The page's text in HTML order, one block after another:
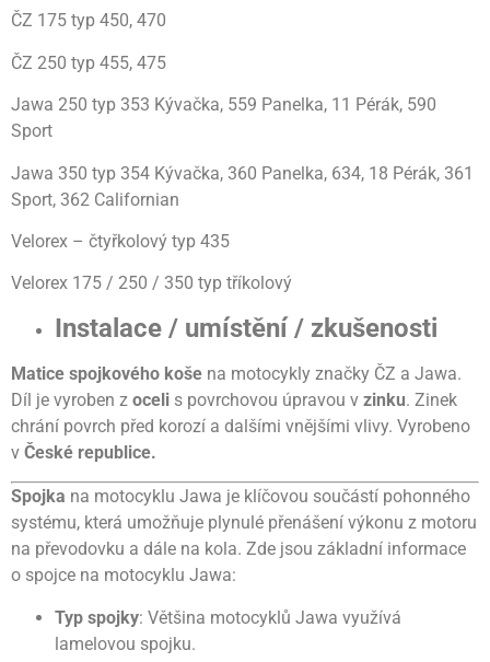
ČZ 175 typ 450, 470
ČZ 250 typ 455, 475
Jawa 250 typ 353 Kývačka, 559 Panelka, 11 Pérák, 590
Sport
Jawa 350 typ 354 Kývačka, 360 Panelka, 634, 18 Pérák, 361
Sport, 362 Californian
Velorex – čtyřkolový typ 435
Velorex 175 / 250 / 350 typ tříkolový
Instalace / umístění / zkušenosti
Matice spojkového koše na motocykly značky ČZ a Jawa.
Díl je vyroben z oceli s povrchovou úpravou v zinku. Zinek
chrání povrch před korozí a dalšími vnějšími vlivy. Vyrobeno
v České republice.
Spojka na motocyklu Jawa je klíčovou součástí pohonného
systému, která umožňuje plynulé přenášení výkonu z motoru
na převodovku a dále na kola. Zde jsou základní informace
o spojce na motocyklu Jawa:
Typ spojky: Většina motocyklů Jawa využívá
lamelovou spojku.